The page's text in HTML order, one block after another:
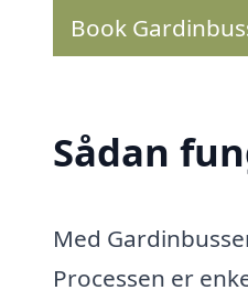
Book
Sådan
Med
Processen er